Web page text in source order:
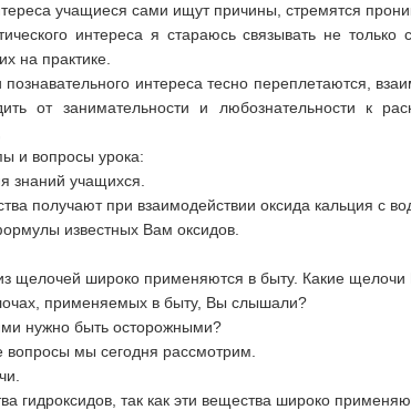
учащиеся сами ищут причины, стремятся
интереса я стараюсь связывать не
на практике.
познавательного интереса тесно переплетаются,
от занимательности и любознательности к
и вопросы урока:
знаний учащихся.
получают при взаимодействии оксида кальция с
известных Вам оксидов.
щелочей широко применяются в быту. Какие щелочи
применяемых в быту, Вы слышали?
нужно быть осторожными?
вопросы мы сегодня рассмотрим.
гидроксидов, так как эти вещества широко